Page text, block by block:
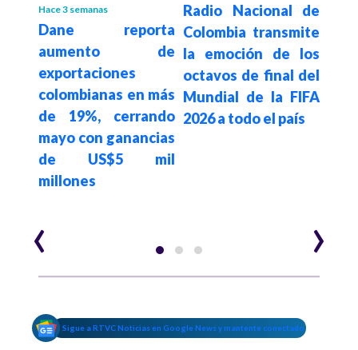
Hace 3 semanas
Dane reporta
aumento de
exportaciones
colombianas en más
de 19%, cerrando
mayo con ganancias
de US$5 mil
millones
Radio Nacional de
Colombia transmite
la emoción de los
octavos de final del
Mundial de la FIFA
2026 a todo el país
‹ ›
Sigue a RTVC Noticias en Google News y mantente conectado